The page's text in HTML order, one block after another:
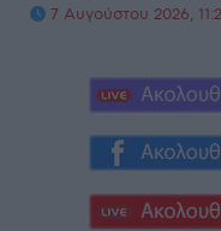
7 Αυγούστου 2026,